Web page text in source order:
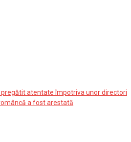
pregătit atentate împotriva unor directori
a fost arestată